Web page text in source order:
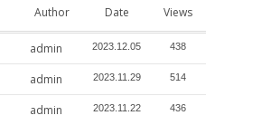
Author Date Views
admin 2023.12.05 438
admin 2023.11.29 514
admin 2023.11.22 436